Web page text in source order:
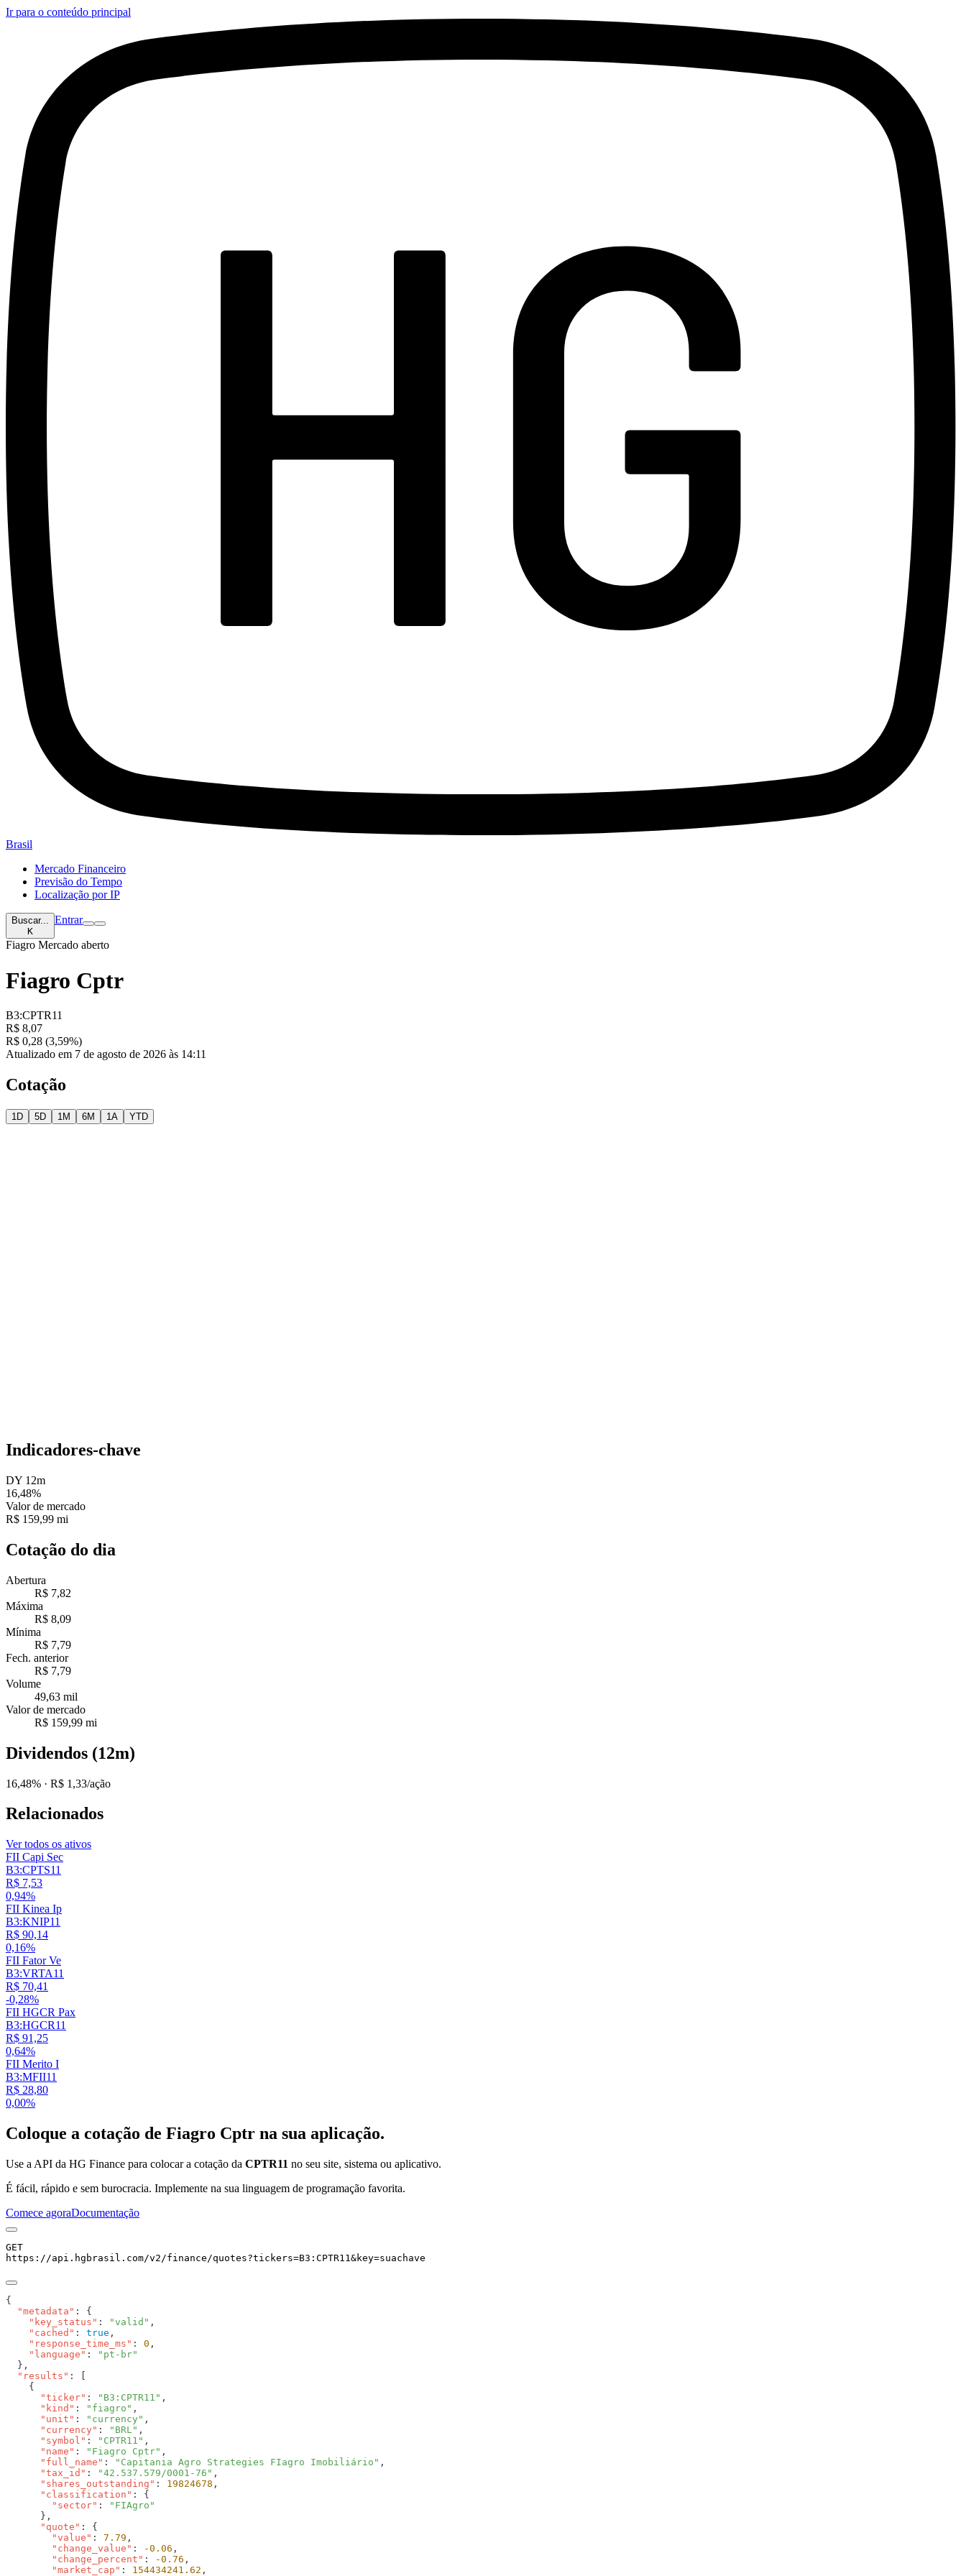
Ir para o conteúdo principal
Brasil
Mercado Financeiro
Previsão do Tempo
Localização por IP
Buscar...
K
Entrar
Fiagro Mercado aberto
Fiagro Cptr
B3:CPTR11
R$ 8,07
R$ 0,28 (3,59%)
Atualizado em 7 de agosto de 2026 às 14:11
Cotação
1D 5D 1M 6M 1A YTD
Indicadores-chave
DY 12m
16,48%
Valor de mercado
R$ 159,99 mi
Cotação do dia
Abertura
R$ 7,82
Máxima
R$ 8,09
Mínima
R$ 7,79
Fech. anterior
R$ 7,79
Volume
49,63 mil
Valor de mercado
R$ 159,99 mi
Dividendos (12m)
16,48% · R$ 1,33/ação
Relacionados
Ver todos os ativos
FII Capi Sec
B3:CPTS11
R$ 7,53
0,94%
FII Kinea Ip
B3:KNIP11
R$ 90,14
0,16%
FII Fator Ve
B3:VRTA11
R$ 70,41
-0,28%
FII HGCR Pax
B3:HGCR11
R$ 91,25
0,64%
FII Merito I
B3:MFII11
R$ 28,80
0,00%
Coloque a cotação de Fiagro Cptr na sua aplicação.
Use a API da HG Finance para colocar a cotação da CPTR11 no seu site, sistema ou aplicativo.
É fácil, rápido e sem burocracia. Implemente na sua linguagem de programação favorita.
Comece agoraDocumentação
GET
https://api.hgbrasil.com/v2/finance/quotes?tickers=B3:CPTR11&key=suachave
  "metadata"
    "key_status"
: "valid"
    "cached"
: true
    "response_time_ms"
: 0
    "language"
:
  "results"
      "ticker"
: "B3:CPTR11"
      "kind"
: "fiagro"
      "unit"
: "currency"
      "currency"
: "BRL"
      "symbol"
: "CPTR11"
      "name"
: "Fiagro Cptr"
      "full_name"
: "Capitania Agro Strategies FIagro Imobiliário"
      "tax_id"
: "42.537.579/0001-76"
      "shares_outstanding"
: 19824678
      "classification"
        "sector"
:
      "quote"
        "value"
: 7.79
        "change_value"
: -0.06
        "change_percent"
: -0.76
        "market_cap"
: 154434241.62